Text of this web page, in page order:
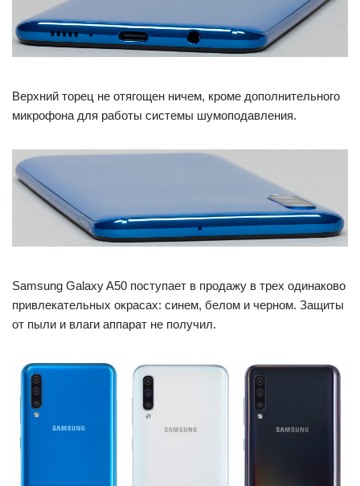
Верхний торец не отягощен ничем, кроме дополнительного
микрофона для работы системы шумоподавления.
Samsung Galaxy A50 поступает в продажу в трех одинаково
привлекательных окрасах: синем, белом и черном. Защиты
от пыли и влаги аппарат не получил.